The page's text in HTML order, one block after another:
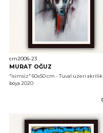
crn2006-23
MURAT OĞUZ
"İsimsiz" 60x50 cm - Tuval üzeri akrilik
boya 2020